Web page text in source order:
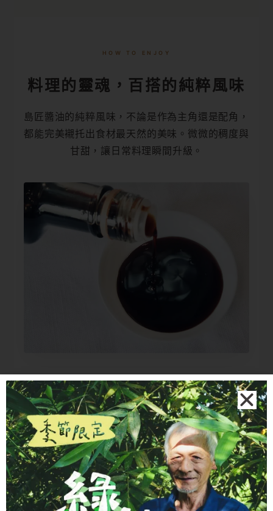
HOW TO ENJOY
料理的靈魂，百搭的純粹風味
島匠醬油的純粹風味，不論是作為主角還是配角，
都能完美襯托出食材最天然的美味。微微的稠度與
甘甜，讓日常料理瞬間升級。
拌
極簡涼拌
只需「醬油＋薑絲＋香油」，就能輕鬆調出
風味絕佳的涼拌醬汁，適合搭配川燙蔬菜或